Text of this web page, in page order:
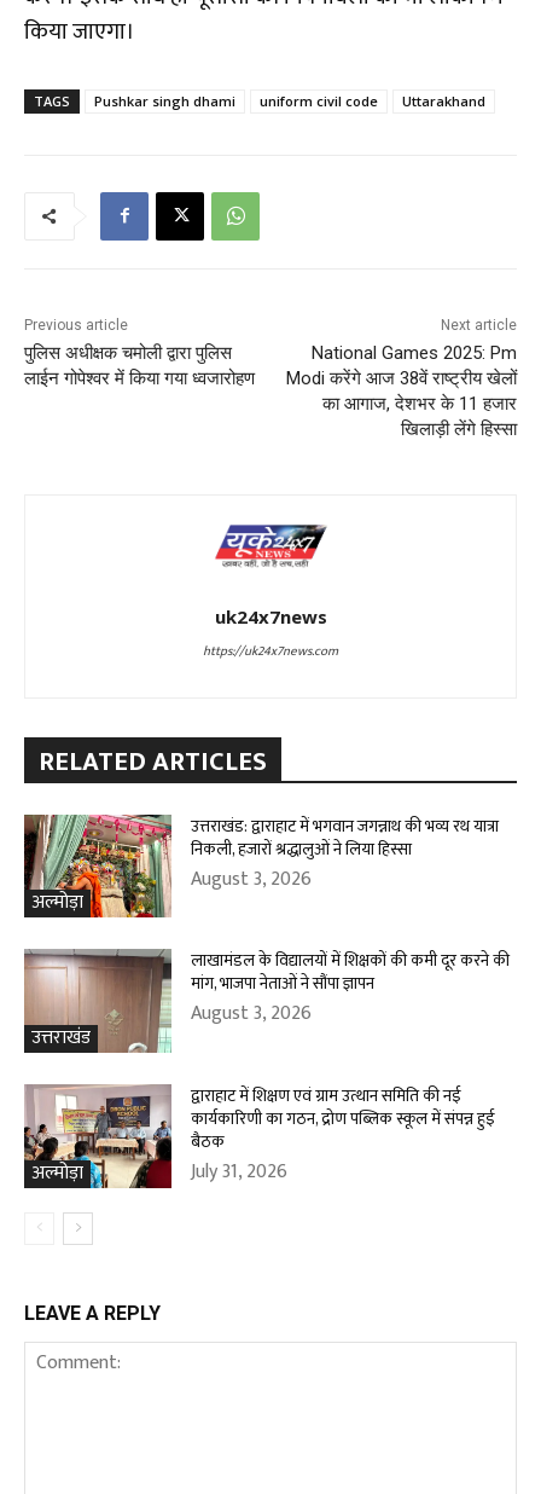
किया जाएगा।
TAGS Pushkar singh dhami uniform civil code Uttarakhand
Previous article
पुलिस अधीक्षक चमोली द्वारा पुलिस
लाईन गोपेश्वर में किया गया ध्वजारोहण
Next article
National Games 2025: Pm
Modi करेंगे आज 38वें राष्ट्रीय खेलों
का आगाज, देशभर के 11 हजार
खिलाड़ी लेंगे हिस्सा
uk24x7news
https://uk24x7news.com
RELATED ARTICLES
अल्मोड़ा
उत्तराखंड: द्वाराहाट में भगवान जगन्नाथ की भव्य रथ यात्रा
निकली, हजारों श्रद्धालुओं ने लिया हिस्सा
August 3, 2026
उत्तराखंड
लाखामंडल के विद्यालयों में शिक्षकों की कमी दूर करने की
मांग, भाजपा नेताओं ने सौंपा ज्ञापन
August 3, 2026
अल्मोड़ा
द्वाराहाट में शिक्षण एवं ग्राम उत्थान समिति की नई
कार्यकारिणी का गठन, द्रोण पब्लिक स्कूल में संपन्न हुई
बैठक
July 31, 2026
LEAVE A REPLY